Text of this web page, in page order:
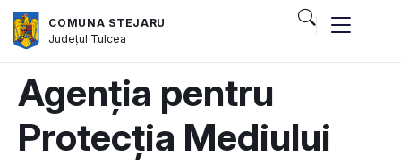
COMUNA STEJARU
Județul Tulcea
Agenția pentru
Protecția Mediului